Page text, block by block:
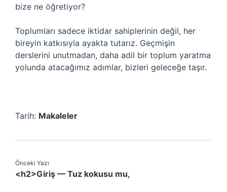
bize ne öğretiyor?
Toplumları sadece iktidar sahiplerinin değil, her
bireyin katkısıyla ayakta tutarız. Geçmişin
derslerini unutmadan, daha adil bir toplum yaratma
yolunda atacağımız adımlar, bizleri geleceğe taşır.
Tarih: Makaleler
Önceki Yazı
<h2>Giriş — Tuz kokusu mu,